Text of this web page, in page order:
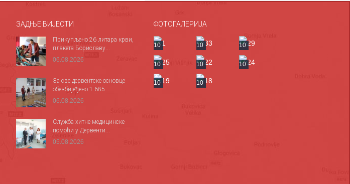
ЗАДЊЕ ВИЈЕСТИ
Прикупљено 26 литара крви,
плакета Бориславу...
06.08.2026
За све дервентске основце
обезбијеђено 1.685...
06.08.2026
Служба хитне медицинске
помоћи у Дервенти...
05.08.2026
ФОТОГАЛЕРИЈА
10 10 10
10 10 10
10 10